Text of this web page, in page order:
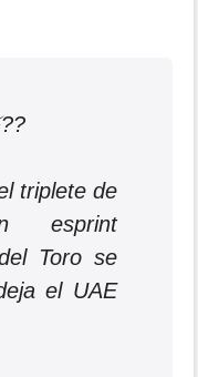
triplete de
esprint
Toro se
el UAE